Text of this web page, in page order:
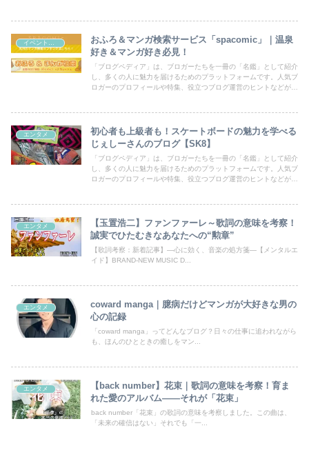
イベント・話題
おふろ＆マンガ検索サービス「spacomic」｜温泉
好き＆マンガ好き必見！
「ブログペディア」は、ブロガーたちを一冊の「名鑑」として紹介
し、多くの人に魅力を届けるためのプラットフォームです。人気ブ
ロガーのプロフィールや特集、役立つブログ運営のヒントなどが満
エンタメ
初心者も上級者も！スケートボードの魅力を学べる
じぇしーさんのブログ【SK8】
「ブログペディア」は、ブロガーたちを一冊の「名鑑」として紹介
し、多くの人に魅力を届けるためのプラットフォームです。人気ブ
ロガーのプロフィールや特集、役立つブログ運営のヒントなどが満
エンタメ
【玉置浩二】ファンファーレ～歌詞の意味を考察！
誠実でひたむきなあなたへの“勲章”
【歌詞考察：新着記事】―心に効く、音楽の処方箋―【メンタルエ
イド】BRAND-NEW MUSIC D...
エンタメ
coward manga｜臆病だけどマンガが大好きな男の
心の記録
「coward manga」ってどんなブログ？日々の仕事に追われながら
も、ほんのひとときの癒しをマン...
エンタメ
【back number】花束｜歌詞の意味を考察！育ま
れた愛のアルバム――それが「花束」
back number「花束」の歌詞の意味を考察しました。この曲は、
「未来の確信はない」それでも「一...